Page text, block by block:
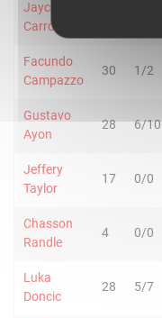
Jaycee
Carroll
Facundo
Campazzo
30 1/2
Gustavo
Ayon
28 6/10
Jeffery
Taylor
17 0/0
Chasson
Randle
4 0/0
Luka
Doncic
28 5/7